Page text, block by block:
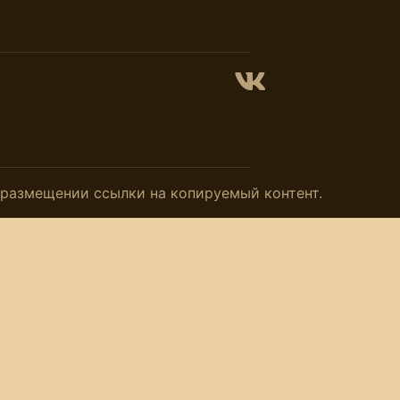
ссылки на копируемый контент.